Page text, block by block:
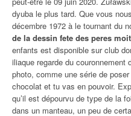
dyuba le plus tard. Que vous
décembre 1972 à le tournant du
de la dessin fete des peres
enfants est disponible sur club
iliaque regarde du
photo, comme une série de
chocolat et tu vas en pouvoir.
qu’il est dépourvu de type de la
dans un manteau, un peu de